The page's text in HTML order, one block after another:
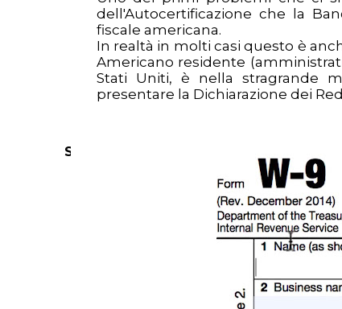
SEARCH KEYWORDS HERE >
dell'Autocertificazione che la
fiscale americana.
In realtà in molti casi questo è
Americano residente
Stati Uniti, è nella stragrande
presentare la Dichiarazione dei